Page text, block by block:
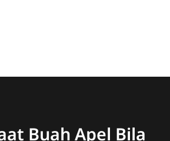
Buah Apel Bila